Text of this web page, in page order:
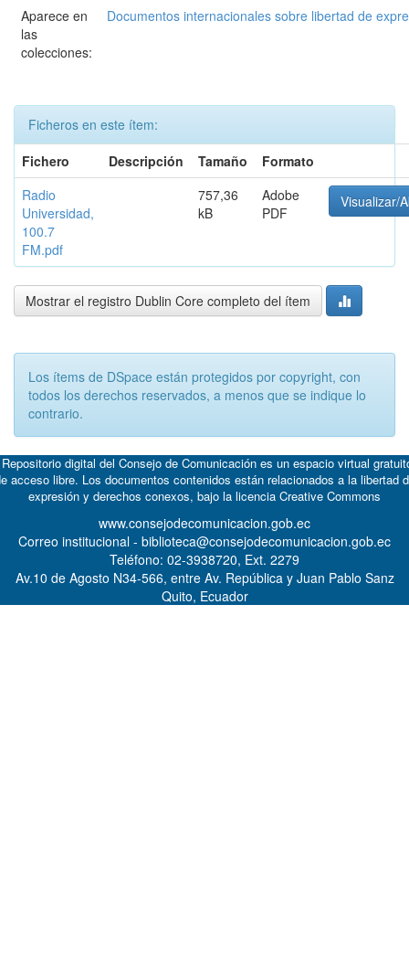
Aparece en
las
colecciones:
Documentos internacionales sobre libertad de
Ficheros en este ítem:
Fichero
Descripción Tamaño
Formato
Radio
Universidad,
100.7
FM.pdf
757,36
kB
Adobe
PDF
Visualizar/
Mostrar el registro Dublin Core completo del ítem
Los ítems de DSpace están protegidos por copyright, con
todos los derechos reservados, a menos que se indique lo
contrario.
digital del Consejo de Comunicación es un espacio virtual
acceso libre. Los documentos contenidos están relacionados a la libertad
expresión y derechos conexos, bajo la licencia Creative Commons
www.consejodecomunicacion.gob.ec
Correo institucional - biblioteca@consejodecomunicacion.gob.ec
Teléfono: 02-3938720, Ext. 2279
Av.10 de Agosto N34-566, entre Av. República y Juan Pablo Sanz
Quito, Ecuador